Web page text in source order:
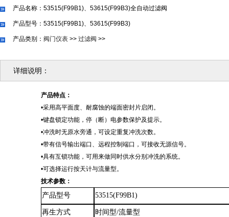
产品名称：53515(F99B1)、53615(F99B3)全自动过滤阀
产品型号：53515(F99B1)、53615(F99B3)
产品类别： 阀门仪表 >> 过滤阀 >>
详细说明：
产品特点：
•采用高平面度、耐腐蚀的端面密封片启闭。
•键盘锁定功能，停（断）电参数保护及提示。
•冲洗时无原水旁通，可设定重复冲洗次数。
•带有信号输出端口、远程控制端口，可接收无源信号。
•具有互锁功能，可用来做同时供水分别冲洗的系统。
•可选择运行按天计与流量型。
技术参数：
产品型号 53515(F99B1)
再生方式 时间型/流量型